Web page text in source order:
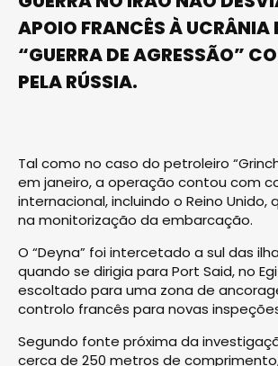
APOIO FRANCÊS À UCRÂNIA
“GUERRA DE AGRESSÃO”
PELA RÚSSIA.
Tal como no caso do petroleiro
em janeiro, a operação contou com
internacional, incluindo o Reino Unido,
na monitorização da embarcação.
O “Deyna” foi intercetado a sul das
quando se dirigia para Port Said, no
escoltado para uma zona de
controlo francês para novas
Segundo fonte próxima da
cerca de 250 metros de